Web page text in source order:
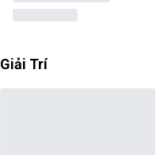
Giải Trí